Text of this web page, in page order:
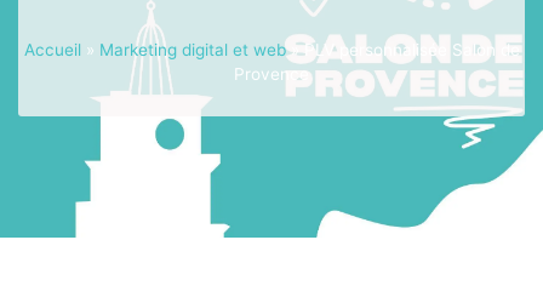
Accueil» Marketing digital et web»PLV personnalisée Salon de
Provence